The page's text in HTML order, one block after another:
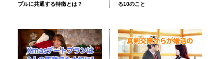
プルに共通する特徴とは？
る10のこと